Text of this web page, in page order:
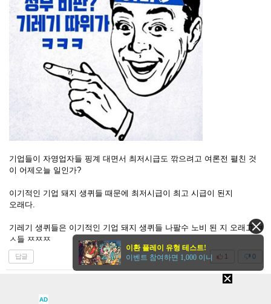
기업들이 자영업자들 핑계 대면서 최저시급도 깎으려고 여론전 펼친 것
이 어제오늘 일인가?
이기적인 기업 돼지 생퀴들 때문에 최저시급이 최고 시급이 된지
오래다.
기레기 생퀴들은 이기적인 기업 돼지 생퀴들 나팔수 노비 된 지 오래고 ㅂ
ㅅ들 ㅉㅉㅉ
답글 0
1
신고 |
최저 임금이 너무 뫂아서 사업을 못하겠으면
AD
이환 플레이 유형 테스트!
이벤트 참여하면 1,000 이니